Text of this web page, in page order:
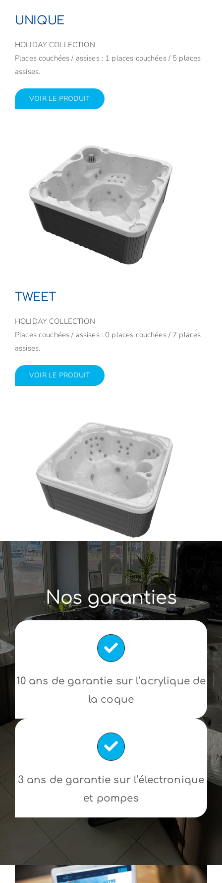
UNIQUE
HOLIDAY COLLECTION
Places couchées / assises : 1 places couchées / 5 places
assises.
VOIR LE PRODUIT
TWEET
HOLIDAY COLLECTION
Places couchées / assises : 0 places couchées / 7 places
assises.
VOIR LE PRODUIT
Nos garanties
10 ans de garantie sur l’acrylique de
la coque
3 ans de garantie sur l’électronique
et pompes